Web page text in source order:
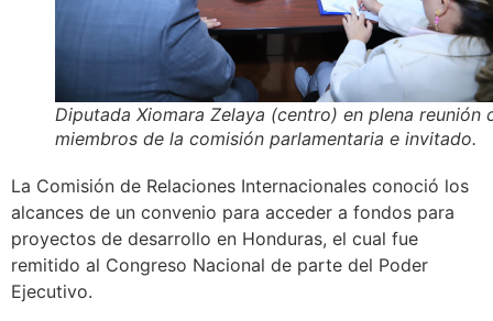
Diputada Xiomara Zelaya (centro) en plena reunión
miembros de la comisión parlamentaria e invitado.
La Comisión de Relaciones Internacionales conoció los
alcances de un convenio para acceder a fondos para
proyectos de desarrollo en Honduras, el cual fue
remitido al Congreso Nacional de parte del Poder
Ejecutivo.